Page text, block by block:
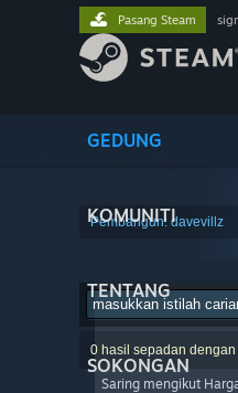
GEDUNG
KOMUNITI
TENTANG
SOKONGAN
Pasang Steam
Pembangun: davevillz
0 hasil sepadan
Saring mengikut